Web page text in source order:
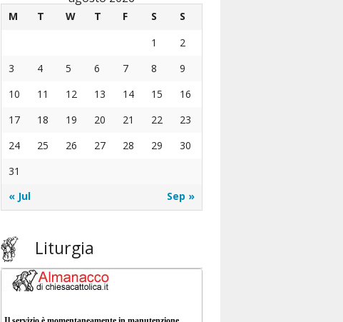
M T W T F S
S
1
2
3
4 5 6 7 8
9
10
11 12 13 14 15
16
17
18 19 20 21 22
23
24
25 26 27 28 29
30
31
« Jul
Sep »
Liturgia